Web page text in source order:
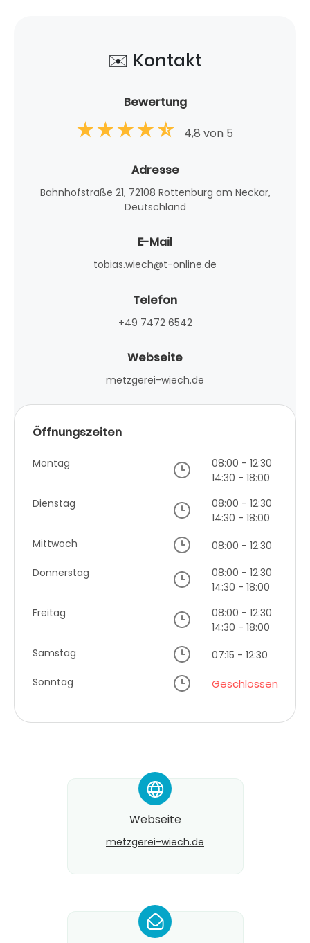
✉️ Kontakt
Bewertung
4,8 von 5
Adresse
Bahnhofstraße 21, 72108 Rottenburg am Neckar,
Deutschland
E-Mail
tobias.wiech@t-online.de
Telefon
+49 7472 6542
Webseite
metzgerei-wiech.de
Öffnungszeiten
Montag
08:00 - 12:30
14:30 - 18:00
Dienstag
08:00 - 12:30
14:30 - 18:00
Mittwoch
08:00 - 12:30
Donnerstag
08:00 - 12:30
14:30 - 18:00
Freitag
08:00 - 12:30
14:30 - 18:00
Samstag
07:15 - 12:30
Sonntag
Geschlossen
*
Webseite
metzgerei-wiech.de
*